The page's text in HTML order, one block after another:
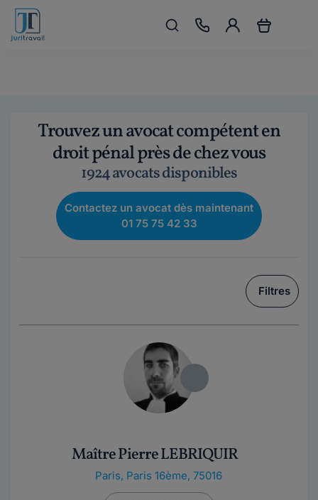
Trouvez un avocat compétent en
droit pénal près de chez vous
1924 avocats disponibles
Contactez un avocat dès maintenant
01 75 75 42 33
Filtres
Maître Pierre LEBRIQUIR
Paris, Paris 16ème, 75016